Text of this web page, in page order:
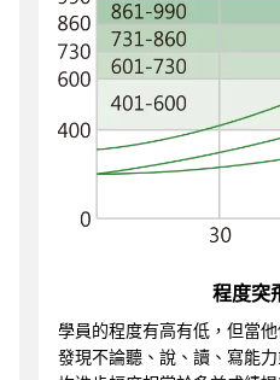
程度突
學員的程度有高有低，但當
發現不論聽、說、讀、寫能